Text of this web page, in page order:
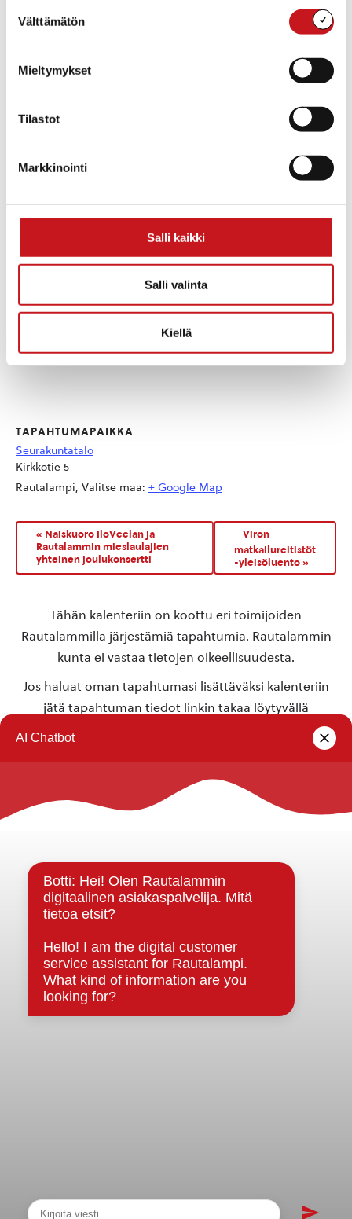
valinta
Välttämätön
Mieltymykset
Tilastot
Markkinointi
Salli kaikki
Salli valinta
Kiellä
tiistai 8.12.2026
Tapahtumaluokka:
https://www.rautalamminse
TAPAHTUMAPAIKKA
Seurakuntatalo
Kirkkotie 5
Rautalampi, Valitse maa: + Google Map
« Naiskuoro IloVeelan ja
Rautalammin mieslaulajien
yhteinen joulukonsertti
Viron
matkailureitistöt
-yleisöluento»
Tähän kalenteriin on koottu eri toimijoiden
Rautalammilla järjestämiä tapahtumia. Rautalammin
kunta ei vastaa tietojen oikeellisuudesta.
Jos haluat oman tapahtumasi lisättäväksi kalenteriin
jätä tapahtuman tiedot linkin takaa löytyvällä
Rautalammin kunta
Strategiat, ohjelmat, ohjeet, suunnitelmat, säännöt ja
sopimukset
Asiakirjajulkisuuskuvaus
Evästeet
Saavutettavuusseloste
Tietosuoja
Tietosuojaselosteet